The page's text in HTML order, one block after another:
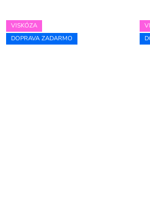
VISKÓZA
DOPRAVA ZADARMO